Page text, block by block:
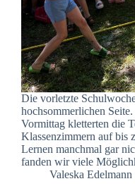
Die vorletzte
hochsommerlichen
Vormittag kletterten die
Klassenzimmern auf bis
Lernen manchmal gar
fanden wir viele
Valeska Edelmann